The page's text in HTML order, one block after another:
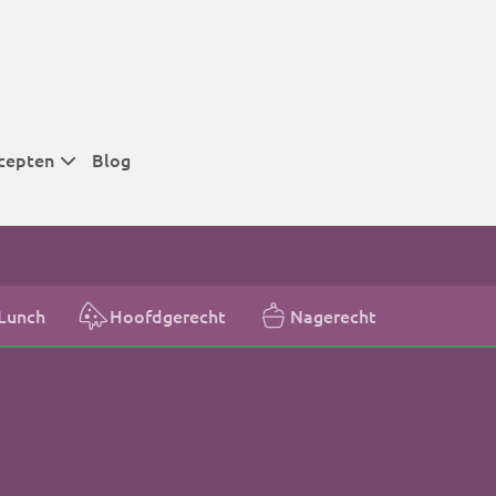
tijden
tijden
Blog
Hoofdgerecht Nagerecht